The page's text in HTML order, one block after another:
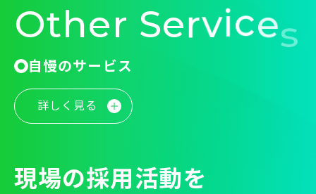
Other Services
自慢のサービス
詳しく見る
現場の採用活動を